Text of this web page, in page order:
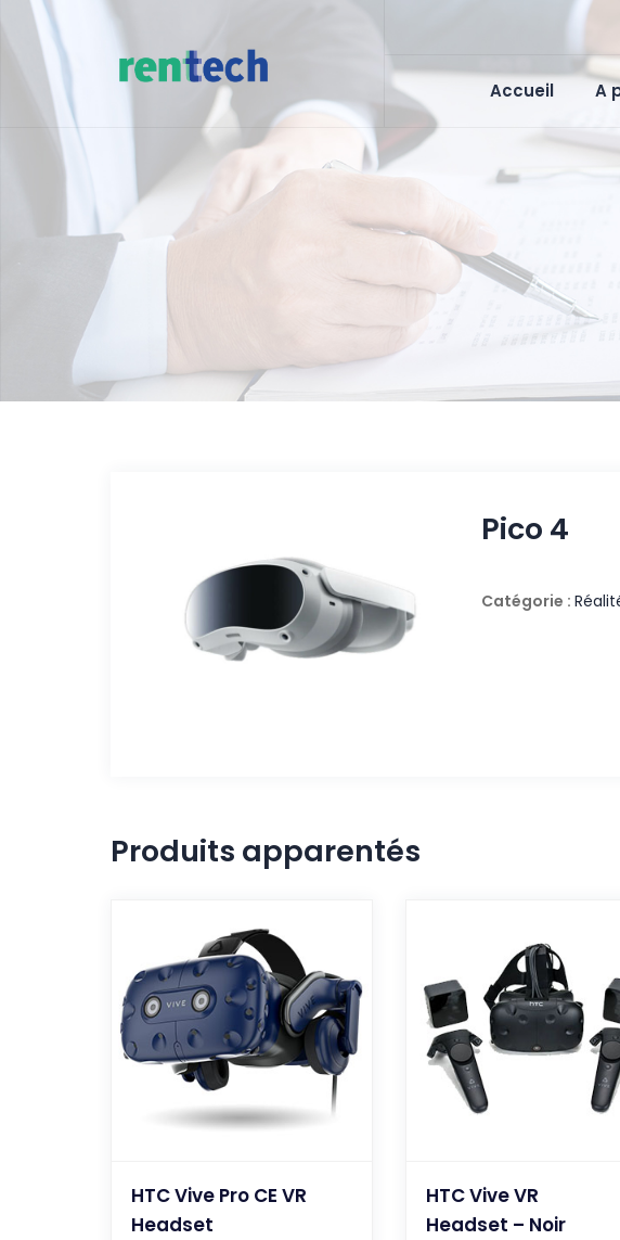
Accueil A
Pico 4
Catégorie :
Produits apparentés
HTC Vive Pro CE VR
Headset
HTC Vive VR
Headset – Noir